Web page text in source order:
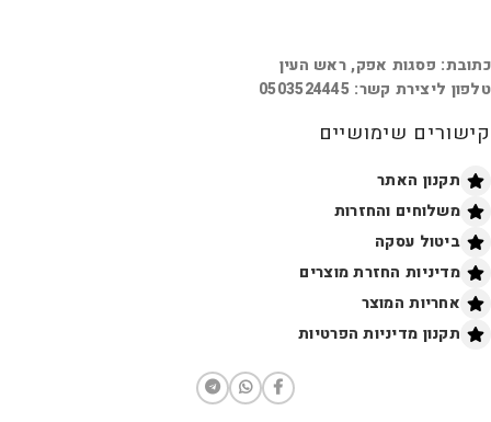
כתובת: פסגות אפק, ראש העין
טלפון ליצירת קשר: 0503524445
קישורים שימושיים
תקנון האתר
משלוחים והחזרות
ביטול עסקה
מדיניות החזרת מוצרים
אחריות המוצר
תקנון מדיניות הפרטיות